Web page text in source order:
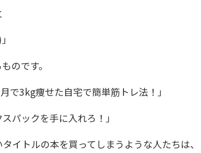
のです。
で3kg痩せた自宅で簡単筋トレ法！」
パックを手に入れろ！」
イトルの本を買ってしまうような人たちは、